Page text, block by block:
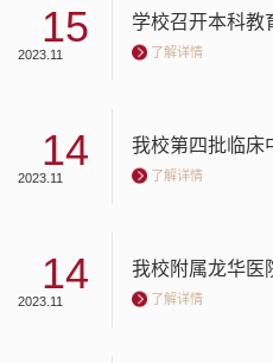
15
2023.11 了解详情
14
2023.11 了解详情
14
2023.11 了解详情